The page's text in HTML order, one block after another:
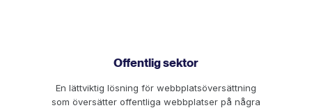
Offentlig sektor
En lättviktig lösning för webbplatsöversättning
som översätter offentliga webbplatser på några